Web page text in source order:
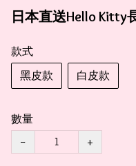
日本直送Hello Kitty
款式
黑皮款
白皮款
數量
−
+